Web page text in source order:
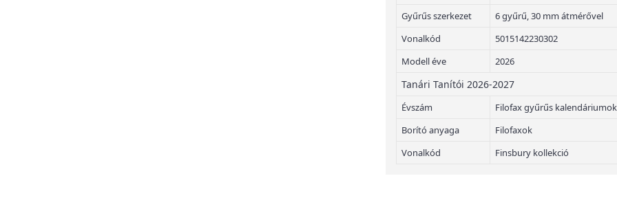
Gyűrűs szerkezet
6 gyűrű, 30 mm átmérővel
Vonalkód
5015142230302
Modell éve
2026
Tanári Tanítói 2026-2027
Évszám
Filofax gyűrűs kalendáriumok
Borító anyaga
Filofaxok
Vonalkód
Finsbury kollekció